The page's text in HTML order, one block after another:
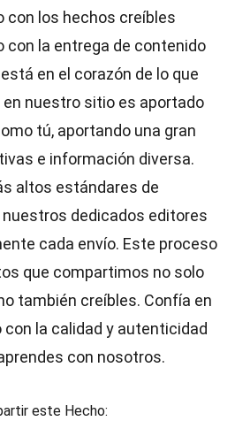
con los hechos creíbles
con la entrega de contenido
en el corazón de lo que
nuestro sitio es aportado
tú, aportando una gran
e información diversa.
altos estándares de
dedicados editores
cada envío. Este proceso
que compartimos no solo
también creíbles. Confía en
la calidad y autenticidad
con nosotros.
este Hecho: